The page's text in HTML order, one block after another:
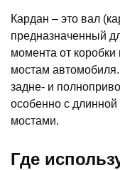
Кардан – это вал
предназначенный
момента от
мостам
задне- и
особенно с длинной
мостами.
Где